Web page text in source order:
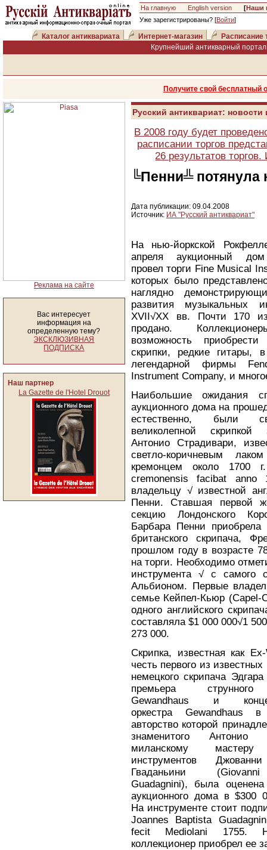
На главную English version [Наши
Уже зарегистрированы? [Войти]
Каталог антиквариата Интернет-магазин
Расписание
Крупнейший антикварный
Получите свой
Реклама на сайте
Вас интересует
информация на
определенную тему?
ЭКСКЛЮЗИВНАЯ
ПОДПИСКА
Наш партнер
La Gazette de l'Hotel Drouot
Русский антиквариат:
В 2008 году будет
расписании торгов
26 результатов
╚Пенни╩ потянула
Дата публикации: 09.04.2008
Источник: ИА "Русский антиквариат"
На нью-йоркской
апреля аукционный
провел торги Fine Musical
которых было
наглядно
развития музыкальных
XVII√XX вв. Почти 170
продано.
возможность приобрести
скрипки, редкие гитары,
легендарной фирмы
Instrument Company, и
Наибольшие ожидания
аукционного дома на
естественно, были
великолепной скрипкой
Антонио Страдивари,
светло-коричневым
кремонцем около 1700
cremonensis facibat
владельцу √ известной
Пенни. Ставшая первой
секцию Лондонского
Барбара Пенни приобрела
британского скрипача,
прошлом году в возрасте
на торги. Необходимо
инструмента √ с самого
Альбионом. Первые
семье Кейпел-Кьюр (Capel-
одного английского
составляла $1 000 000√1
273 000.
Скрипка, известная как
честь первого из
немецкого скрипача
премьера струнного
Gewandhaus и
оркестра Gewandhaus в
авторство которой
знаменитого Антонио
миланскому мастеру
инструментов
Гваданьини
Guadagnini), была оценена
аукционного дома в $300
На инструменте стоит
Joannes Baptista
fecit Mediolani 1755.
коллекционер приобрел ее